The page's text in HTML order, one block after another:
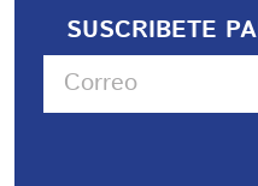
SUSCRIBETE